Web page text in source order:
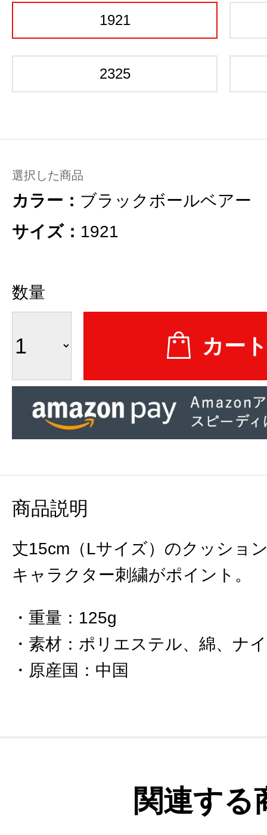
1921
2325
選択した商品
カラー： ブラックボールベアー
サイズ： 1921
数量
商品説明
丈15cm（Lサイズ）のクッショ
キャラクター刺繍がポイント。
重量 ： 125g
素材 ： ポリエステル、綿、ナ
原産国 ： 中国
関連する